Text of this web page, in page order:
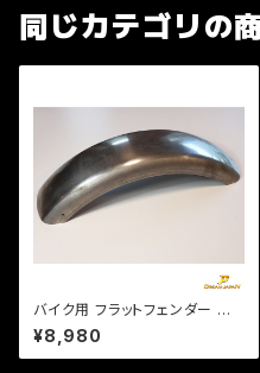
同じカテゴリの
バイク用 フラットフェンダー 長
さ560mm 幅150mm 汎用タイ
プ 溶接、加工用 素地。スチー
ル製 b370
¥8,980